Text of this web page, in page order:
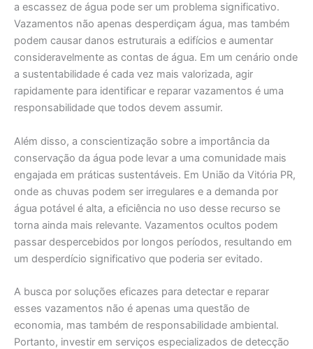
a escassez de água pode ser um problema significativo.
Vazamentos não apenas desperdiçam água, mas também
podem causar danos estruturais a edifícios e aumentar
consideravelmente as contas de água. Em um cenário onde
a sustentabilidade é cada vez mais valorizada, agir
rapidamente para identificar e reparar vazamentos é uma
responsabilidade que todos devem assumir.
Além disso, a conscientização sobre a importância da
conservação da água pode levar a uma comunidade mais
engajada em práticas sustentáveis. Em União da Vitória PR,
onde as chuvas podem ser irregulares e a demanda por
água potável é alta, a eficiência no uso desse recurso se
torna ainda mais relevante. Vazamentos ocultos podem
passar despercebidos por longos períodos, resultando em
um desperdício significativo que poderia ser evitado.
A busca por soluções eficazes para detectar e reparar
esses vazamentos não é apenas uma questão de
economia, mas também de responsabilidade ambiental.
Portanto, investir em serviços especializados de detecção